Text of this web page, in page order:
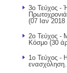
3ο Τεύχος -
(07 Ιαν 2018
2ο Τεύχος -
Κόσμο (30
1ο Τεύχος -